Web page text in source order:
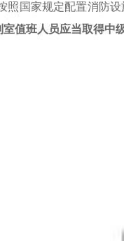
照国家规定配置消防
值班人员应当取得中